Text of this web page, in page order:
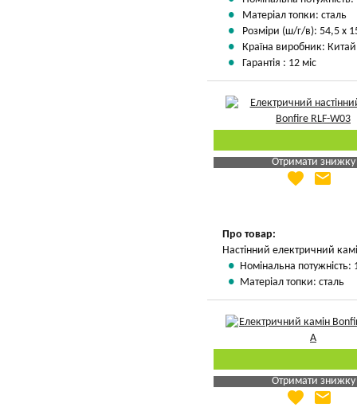
Матеріал топки: сталь
Розміри (ш/г/в): 54,5 х
Країна виробник: Китай
Гарантія : 12 міс
Отримати знижку
Яка Ваша ціна
favorite email
Про товар:
Настінний електричний
Номінальна потужність:
Матеріал топки: сталь
Отримати знижку
Яка Ваша ціна
favorite email